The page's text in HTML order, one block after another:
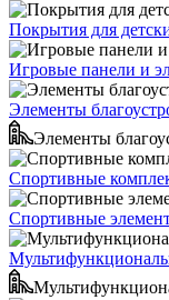
Покрытия для
Игровые панели и
Элементы
Элементы
Спортивные
Спортивные